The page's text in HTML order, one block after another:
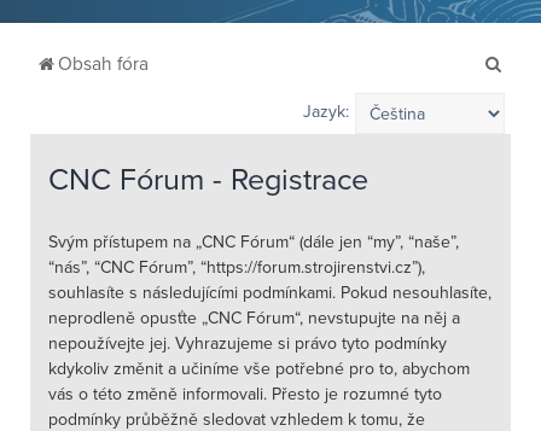
Obsah fóra
e
Jazyk:
CNC Fórum - Registrace
Svým přístupem na „CNC Fórum“ (dále jen “my”, “naše”,
“nás”, “CNC Fórum”, “https://forum.strojirenstvi.cz”),
souhlasíte s následujícími podmínkami. Pokud nesouhlasíte,
neprodleně opusťte „CNC Fórum“, nevstupujte na něj a
nepoužívejte jej. Vyhrazujeme si právo tyto podmínky
kdykoliv změnit a učiníme vše potřebné pro to, abychom
vás o této změně informovali. Přesto je rozumné tyto
podmínky průběžně sledovat vzhledem k tomu, že